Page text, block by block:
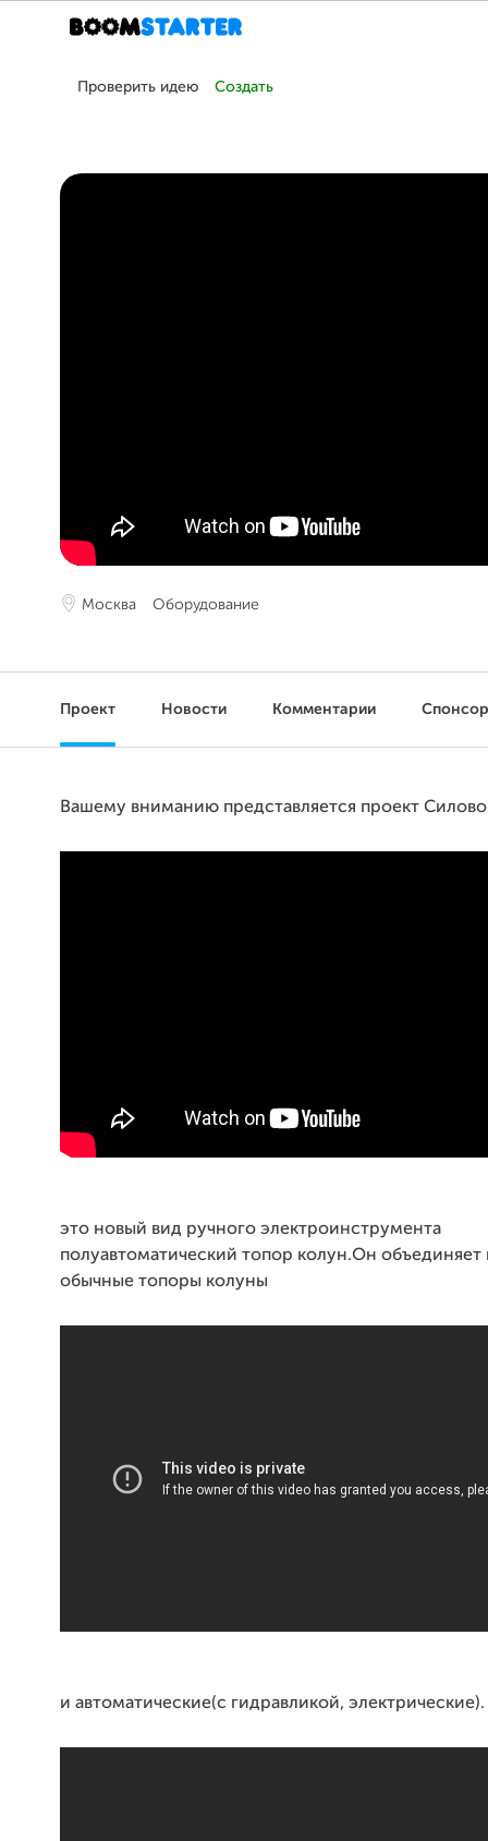
Проверить идею Создать
Москва Оборудование
Проект Новости Комментарии
Вашему вниманию представляется проект
это новый вид ручного электроинструмента
полуавтоматический топор колун.Он объединяет
обычные топоры колуны
и автоматические(с гидравликой, электрические).